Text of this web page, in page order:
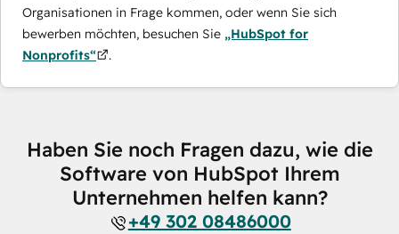
Organisationen in Frage kommen, oder wenn Sie sich
bewerben möchten, besuchen Sie „HubSpot for
Nonprofits“
.
Haben Sie noch Fragen dazu, wie die
Software von HubSpot Ihrem
Unternehmen helfen kann?
+49 302 08486000